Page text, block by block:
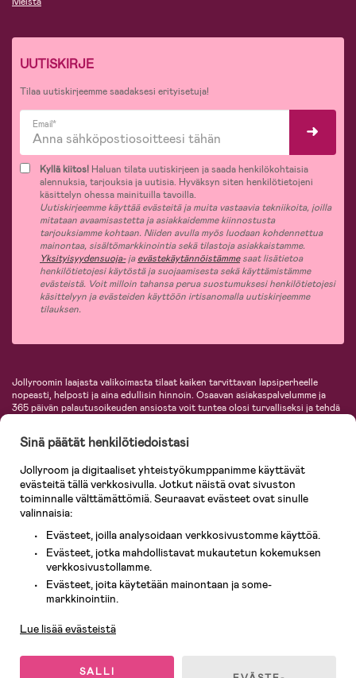
UUTISKIRJE
Tilaa uutiskirjeemme saadaksesi erityisetuja!
Email*
Kyllä kiitos! Haluan tilata uutiskirjeen ja saada henkilökohtaisia
alennuksia, tarjouksia ja uutisia. Hyväksyn siten henkilötietojeni
käsittelyn ohessa mainituilla tavoilla.
Uutiskirjeemme käyttää evästeitä ja muita vastaavia tekniikoita, joilla
mitataan avaamisastetta ja asiakkaidemme kiinnostusta
tarjouksiamme kohtaan. Niiden avulla myös luodaan kohdennettua
mainontaa, sisältömarkkinointia sekä tilastoja asiakkaistamme.
Yksityisyydensuoja-jaevästekäytännöistämmesaat lisätietoa
henkilötietojesi käytöstä ja suojaamisesta sekä käyttämistämme
evästeistä. Voit milloin tahansa perua suostumuksesi henkilötietojesi
käsittelyyn ja evästeiden käyttöön irtisanomalla uutiskirjeemme
tilauksen.
Jollyroomin laajasta valikoimasta tilaat kaiken tarvittavan lapsiperheelle
nopeasti, helposti ja aina edullisin hinnoin. Osaavan asiakaspalvelumme ja
365 päivän palautusoikeuden ansiosta voit tuntea olosi turvalliseksi ja tehdä
vaatteet vauvoille ja lapsille, inspiroivia sisustustuotteita lastenhuoneeseen,
lastentarvikkeita sekä paljon muuta. Meiltä löydät lukuisia tunnettuja
KidKraft, Ergobaby, Philips Avent, Neonate, Cybex, LEGO ja monia muita!
Tervetuloa shoppailemaan Pohjoismaiden suurimpaan lastentarvikkeiden
verkkokauppaan!
Sinä päätät henkilötiedoistasi
Jollyroom ja digitaaliset yhteistyökumppanimme käyttävät
evästeitä tällä verkkosivulla. Jotkut näistä ovat sivuston
toiminnalle välttämättömiä. Seuraavat evästeet ovat sinulle
valinnaisia:
Evästeet, joilla analysoidaan verkkosivustomme käyttöä.
Evästeet, jotka mahdollistavat mukautetun kokemuksen
verkkosivustollamme.
Evästeet, joita käytetään mainontaan ja some-
markkinointiin.
Lue lisää evästeistä
SALLI